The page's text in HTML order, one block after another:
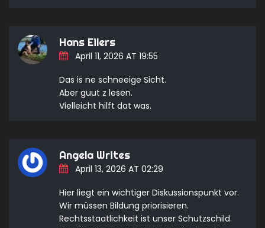
Hans Eilers
April 11, 2026 AT 19:55
Das is ne schneeige Sicht.
Aber guut z lesen.
Vielleicht hilft dat was.
Angela Writes
April 13, 2026 AT 02:29
Hier liegt ein wichtiger Diskussionspunkt vor.
Wir müssen Bildung priorisieren.
Rechtsstaatlichkeit ist unser Schutzschild.